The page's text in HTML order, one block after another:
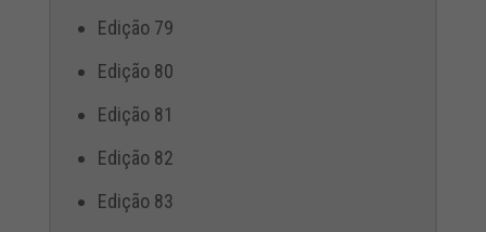
Edição 79
Edição 80
Edição 81
Edição 82
Edição 83